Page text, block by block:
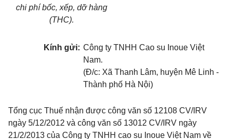
chi phí bốc, xếp, dỡ hàng
(THC).
Kính gửi: Công ty TNHH Cao su Inoue Việt
Nam.
(Đ/c: Xã Thanh Lâm, huyện Mê Linh -
Thành phố Hà Nội)
Tổng cục Thuế nhận được công văn số 12108 CV/IRV
ngày 5/12/2012 và công văn số 13012 CV/IRV ngày
21/2/2013 của Công ty TNHH cao su Inoue Việt Nam về